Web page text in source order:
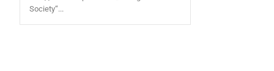
Society“...